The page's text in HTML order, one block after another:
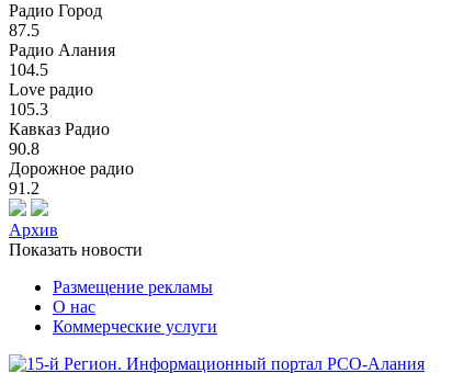
Радио Город
87.5
Радио Алания
104.5
Love радио
105.3
Кавказ Радио
90.8
Дорожное радио
91.2
Архив
Показать новости
Размещение рекламы
О нас
Коммерческие услуги